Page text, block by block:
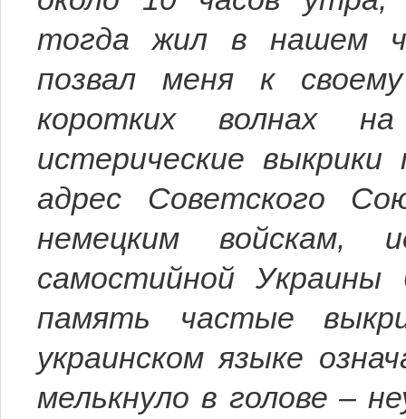
тогда жил в нашем
позвал меня к
коротких волнах
истерические
адрес Советского
немецким войскам,
самостийной Украины
память частые
украинском языке
мелькнуло в голове –